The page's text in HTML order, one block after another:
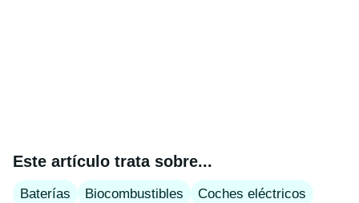
Este artículo trata sobre...
Baterías Biocombustibles
Coches eléctricos